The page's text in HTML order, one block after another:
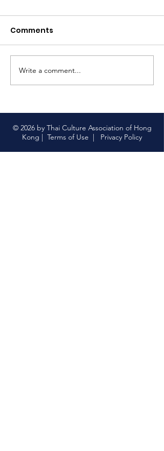
【限量版泰國上網卡｜中
國聯通 x 香港泰國文化協
63
Comments
Write a comment...
© 2026 by Thai Culture Association of Hong
Kong | Terms of Use | Privacy Policy